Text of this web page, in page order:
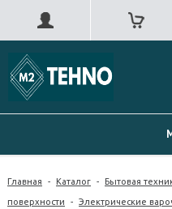
Главная - Каталог - Бытовая
поверхности - Электрические